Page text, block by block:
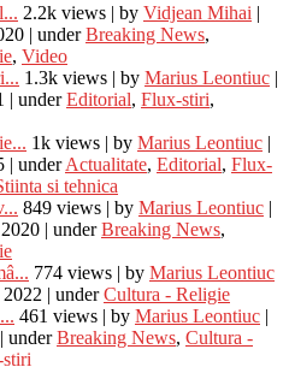
2.2k views | by Vidjean Mihai |
| underBreaking News,
, Video
1.3k views | by Marius Leontiuc |
| underEditorial, Flux-stiri,
1k views | by Marius Leontiuc |
| underActualitate, Editorial, Flux-
si tehnica
849 views | by Marius Leontiuc |
| underBreaking News,
774 views | by Marius Leontiuc
| underCultura - Religie
461 views | by Marius Leontiuc |
| underBreaking News, Cultura -